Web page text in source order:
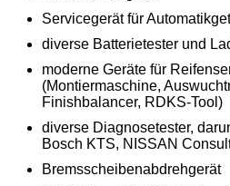
Servicegerät für
diverse Batterietester und
moderne Geräte für
(Montiermaschine,
Finishbalancer, RDKS-Tool)
diverse Diagnosetester,
Bosch KTS, NISSAN
Bremsscheibenabdrehgerät